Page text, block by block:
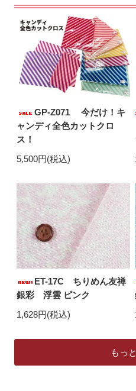
GP-Z071 今だけ！キ
ャンディ全色カットクロ
ス！
5,500円(税込)
ET-17C ちりめん友禅
銀彩 浮雲 ピンク
1,628円(税込)
もっ